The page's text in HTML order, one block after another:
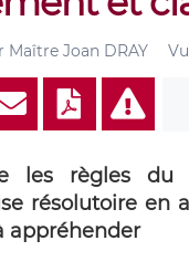
Maître Joan DRAY
les règles
résolutoire en
appréhender